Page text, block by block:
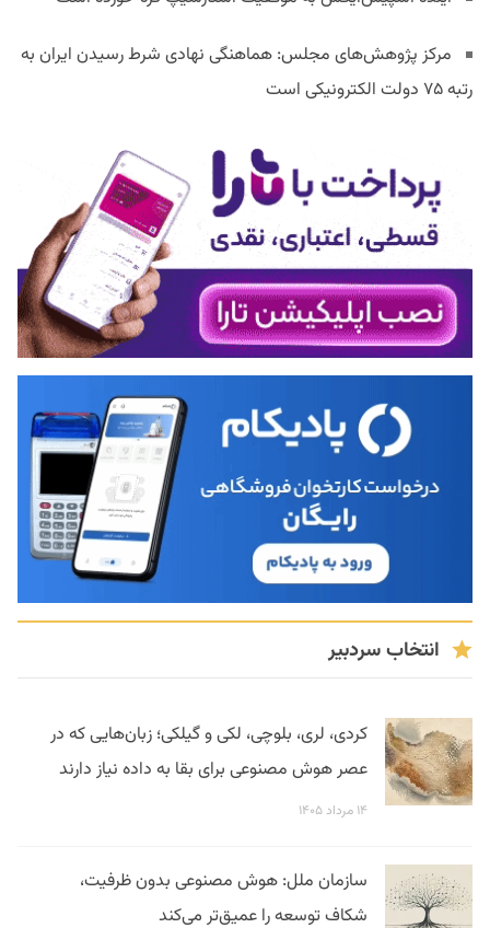
مرکز پژوهش‌های مجلس: هماهنگی نهادی شرط رسیدن ایران به
رتبه ۷۵ دولت الکترونیکی است
انتخاب سردبیر
کردی، لری، بلوچی، لکی و گیلکی؛ زبان‌هایی که در
عصر هوش مصنوعی برای بقا به داده نیاز دارند
۱۴ مرداد ۱۴۰۵
سازمان ملل: هوش مصنوعی بدون ظرفیت،
شکاف توسعه را عمیق‌تر می‌کند